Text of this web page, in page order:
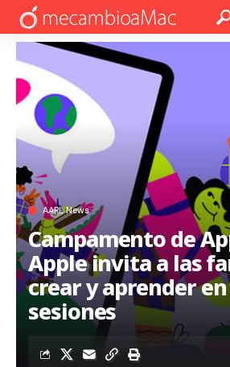
AAPL News
Campamento de
Apple invita a las
crear y aprender
sesiones